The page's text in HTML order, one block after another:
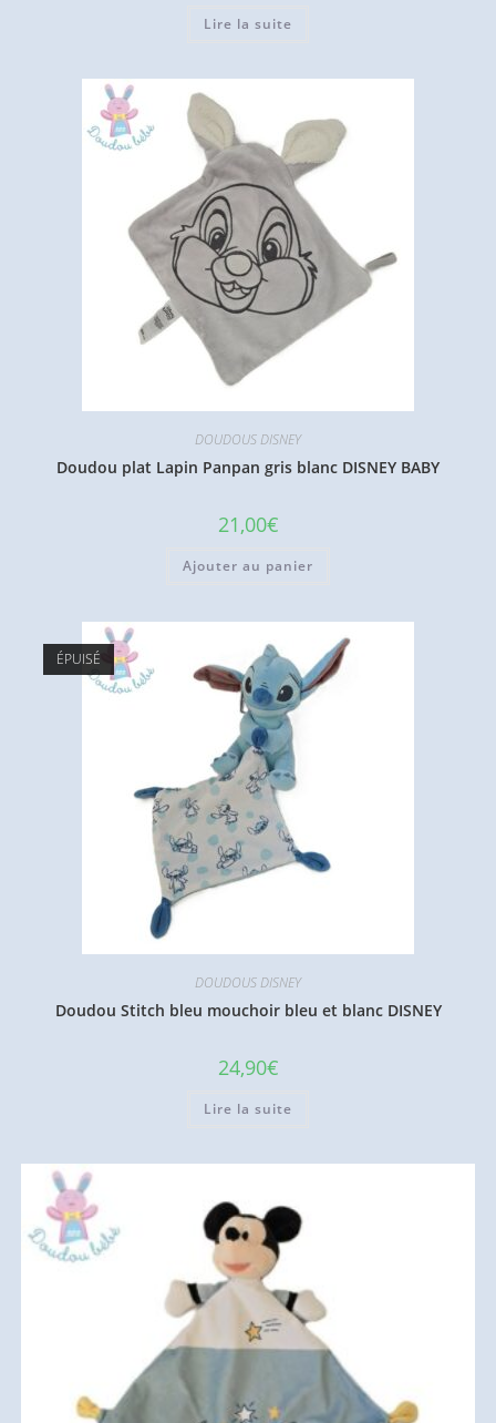
Lire la suite
DOUDOUS DISNEY
Doudou plat Lapin Panpan gris blanc DISNEY BABY
21,00€
Ajouter au panier
ÉPUISÉ
DOUDOUS DISNEY
Doudou Stitch bleu mouchoir bleu et blanc DISNEY
24,90€
Lire la suite